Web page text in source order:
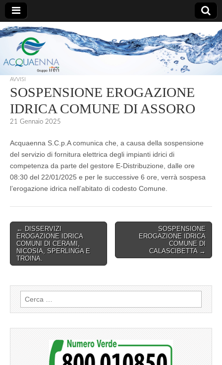
AcquaEnna
AVVISI
SOSPENSIONE EROGAZIONE
IDRICA COMUNE DI ASSORO
21 Gennaio 2025
Acquaenna S.C.p.A comunica che, a causa della sospensione
del servizio di fornitura elettrica degli impianti idrici di
competenza da parte del gestore E-Distribuzione, dalle ore
08:30 del 22/01/2025 e per le successive 6 ore, verrà sospesa
l’erogazione idrica nell’abitato di codesto Comune.
Post
navigation
← DISSERVIZI
EROGAZIONE IDRICA
COMUNI DI CERAMI,
NICOSIA, SPERLINGA E
TROINA.
SOSPENSIONE
EROGAZIONE IDRICA
COMUNE DI
CALASCIBETTA →
Ricerca
per: